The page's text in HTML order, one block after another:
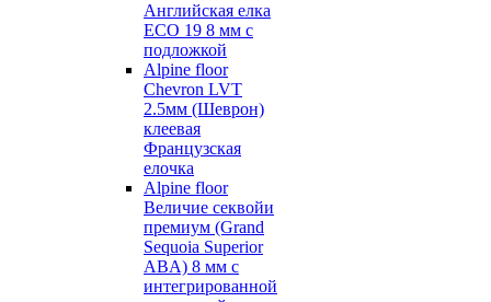
Английская елка
ECO 19 8 мм с
подложкой
Alpine floor
Chevron LVT
2.5мм (Шеврон)
клеевая
Французская
елочка
Alpine floor
Величие секвойи
премиум (Grand
Sequoia Superior
ABA) 8 мм с
интегрированной